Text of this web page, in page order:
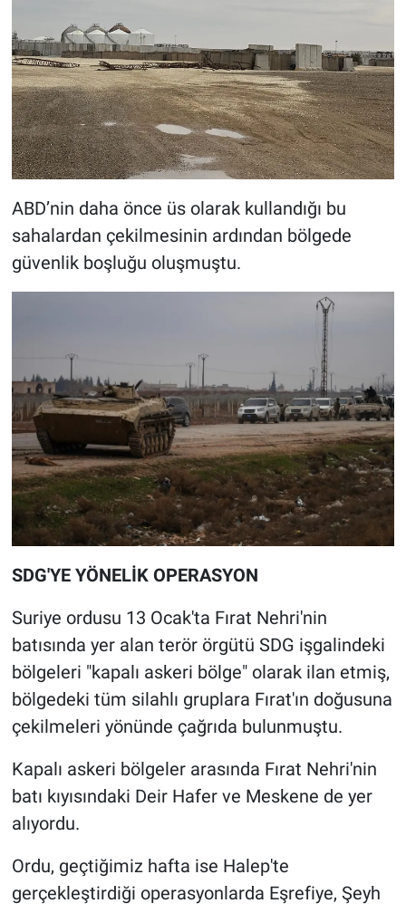
ABD’nin daha önce üs olarak kullandığı bu
sahalardan çekilmesinin ardından bölgede
güvenlik boşluğu oluşmuştu.
SDG'YE YÖNELİK OPERASYON
Suriye ordusu 13 Ocak'ta Fırat Nehri'nin
batısında yer alan terör örgütü SDG işgalindeki
bölgeleri "kapalı askeri bölge" olarak ilan etmiş,
bölgedeki tüm silahlı gruplara Fırat'ın doğusuna
çekilmeleri yönünde çağrıda bulunmuştu.
Kapalı askeri bölgeler arasında Fırat Nehri'nin
batı kıyısındaki Deir Hafer ve Meskene de yer
alıyordu.
Ordu, geçtiğimiz hafta ise Halep'te
gerçekleştirdiği operasyonlarda Eşrefiye, Şeyh